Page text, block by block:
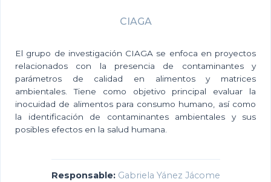
CIAGA
El grupo de investigación CIAGA se enfoca en proyectos
relacionados con la presencia de contaminantes y
parámetros de calidad en alimentos y matrices
ambientales. Tiene como objetivo principal evaluar la
inocuidad de alimentos para consumo humano, así como
la identificación de contaminantes ambientales y sus
posibles efectos en la salud humana.
Responsable:Gabriela Yánez Jácome